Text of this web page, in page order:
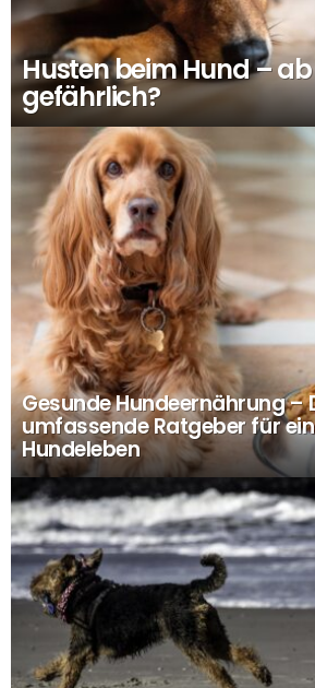
Husten beim Hund –
gefährlich?
Gesunde Hundeernährung –
umfassende Ratgeber für
Hundeleben